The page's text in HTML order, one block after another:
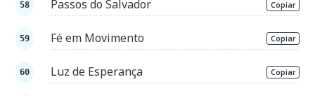
Passos do Salvador Copiar
Fé em Movimento Copiar
Luz de Esperança Copiar